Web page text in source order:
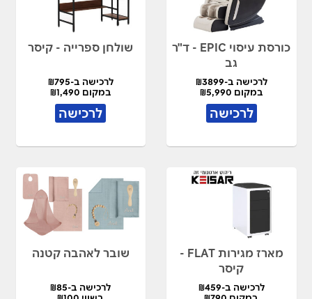
כורסת עיסוי EPIC - ד"ר
גב
לרכישה ב-₪3899
במקום ₪5,990
לרכישה
שולחן ספרייה - קיסר
לרכישה ב-₪795
במקום ₪1,490
לרכישה
מארז מגירות FLAT -
קיסר
לרכישה ב-₪459
שובר לאהבה קטנה
לרכישה ב-₪85